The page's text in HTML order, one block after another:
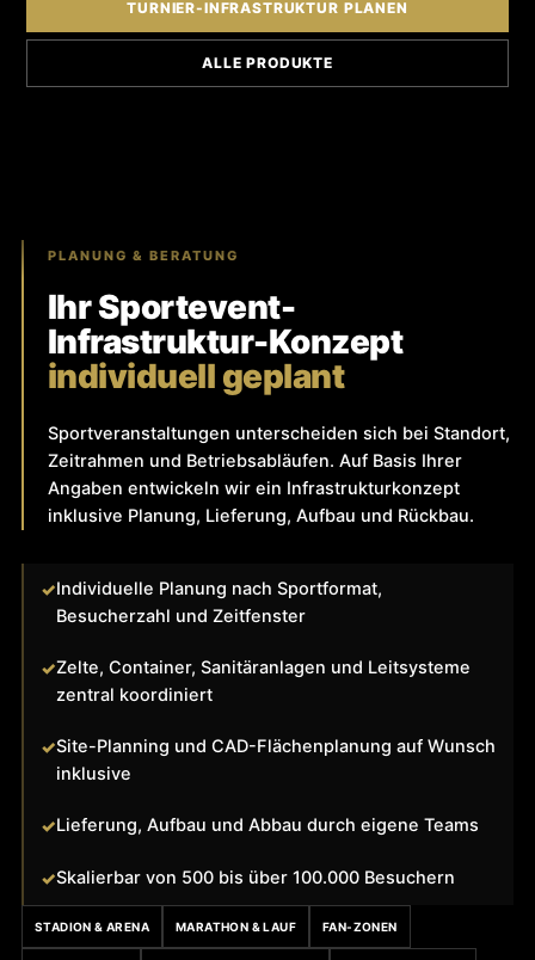
TURNIER-INFRASTRUKTUR PLANEN
ALLE PRODUKTE
PLANUNG & BERATUNG
Ihr Sportevent-
Infrastruktur-Konzept
individuell geplant
Sportveranstaltungen unterscheiden sich bei Standort,
Zeitrahmen und Betriebsabläufen. Auf Basis Ihrer
Angaben entwickeln wir ein Infrastrukturkonzept
inklusive Planung, Lieferung, Aufbau und Rückbau.
Individuelle Planung nach Sportformat,
Besucherzahl und Zeitfenster
Zelte, Container, Sanitäranlagen und Leitsysteme
zentral koordiniert
Site-Planning und CAD-Flächenplanung auf Wunsch
inklusive
Lieferung, Aufbau und Abbau durch eigene Teams
Skalierbar von 500 bis über 100.000 Besuchern
STADION & ARENA MARATHON & LAUF FAN-ZONEN